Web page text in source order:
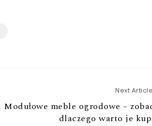
Next Article
Modułowe meble ogrodowe –
dlaczego warto je